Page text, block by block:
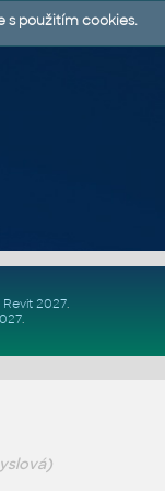
Revit 2027.
.
s použitím cookies.